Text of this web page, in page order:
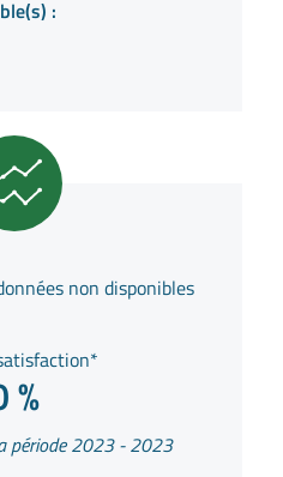
:
non disponibles
%
période 2023 - 2023